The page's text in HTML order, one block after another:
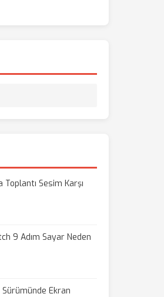
Sesim Karşı
9 Adım Sayar Neden
Ekran